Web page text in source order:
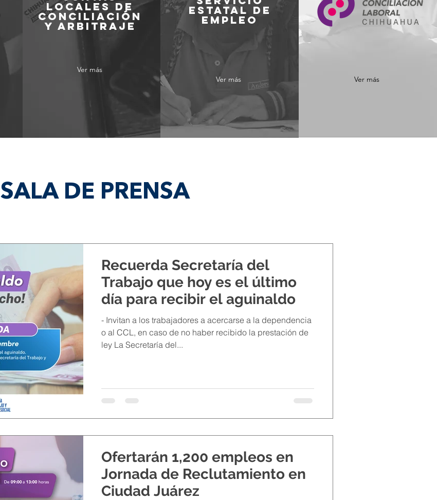
LOCALES DE
CONCILIACIÓN
Y ARBITRAJE
Ver más
ESTATAL DE
EMPLEO
Ver más Ver más
SALA DE PRENSA
Recuerda Secretaría del
Trabajo que hoy es el último
día para recibir el aguinaldo
- Invitan a los trabajadores a acercarse a la dependencia
o al CCL, en caso de no haber recibido la prestación de
ley La Secretaría del...
Ofertarán 1,200 empleos en
Jornada de Reclutamiento en
Ciudad Juárez